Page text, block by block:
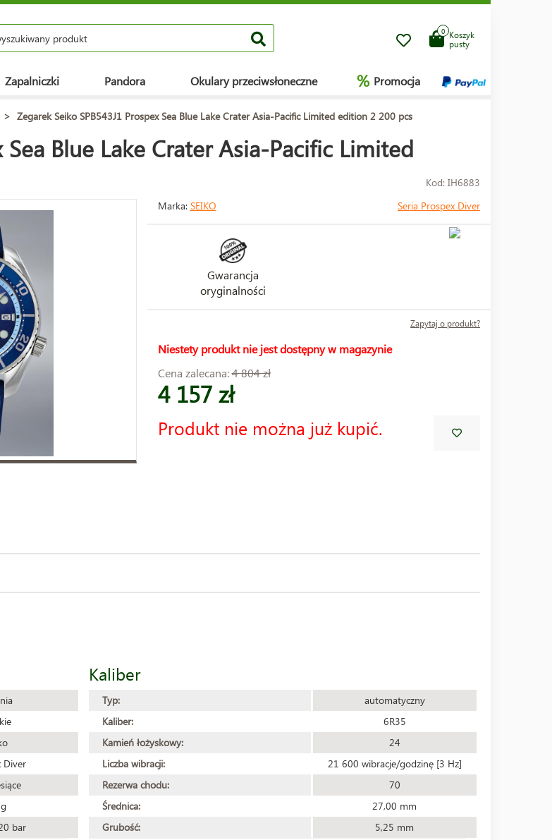
Koszyk
pusty
0
Zapalniczki Pandora Okulary przeciwsłoneczne % Promocja
> Zegarek Seiko SPB543J1 Prospex Sea Blue Lake Crater Asia-Pacific Limited edition 2 200 pcs
Blue Lake Crater Asia-Pacific Limited
Kod: IH6883
Marka: SEIKO Seria Prospex Diver
Gwarancja
oryginalności
Zapytaj o produkt?
Niestety produkt nie jest dostępny w magazynie
Cena zalecana:4 804 zł
4 157 zł
Produkt nie można już kupić.
Diver
bar
Kaliber
Typ:
automatyczny
Kaliber:
6R35
Kamień łożyskowy:
24
Liczba wibracji:
21 600 wibracje/godzinę [3 Hz]
Rezerwa chodu:
70
Średnica:
27,00 mm
Grubość:
5,25 mm